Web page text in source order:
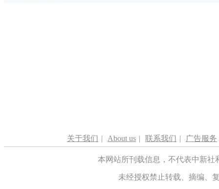
关于我们 | About us | 联系我们 | 广告服务
本网站所刊载信息，不代表中新
未经授权禁止转载、摘编、